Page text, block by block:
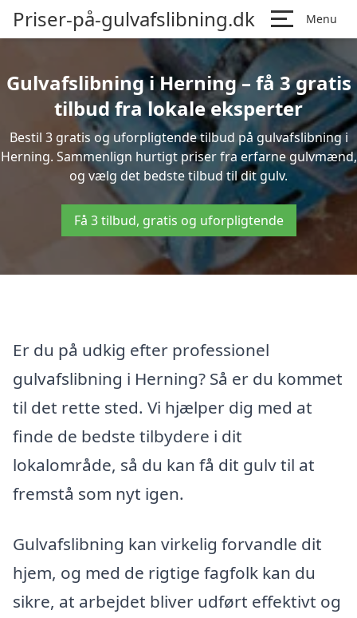
Priser-på-gulvafslibning.dk Menu
Gulvafslibning i Herning – få 3 gratis
tilbud fra lokale eksperter
Bestil 3 gratis og uforpligtende tilbud på gulvafslibning i
Herning. Sammenlign hurtigt priser fra erfarne gulvmænd,
og vælg det bedste tilbud til dit gulv.
Få 3 tilbud, gratis og uforpligtende
Er du på udkig efter professionel
gulvafslibning i Herning? Så er du kommet
til det rette sted. Vi hjælper dig med at
finde de bedste tilbydere i dit
lokalområde, så du kan få dit gulv til at
fremstå som nyt igen.
Gulvafslibning kan virkelig forvandle dit
hjem, og med de rigtige fagfolk kan du
sikre, at arbejdet bliver udført effektivt og